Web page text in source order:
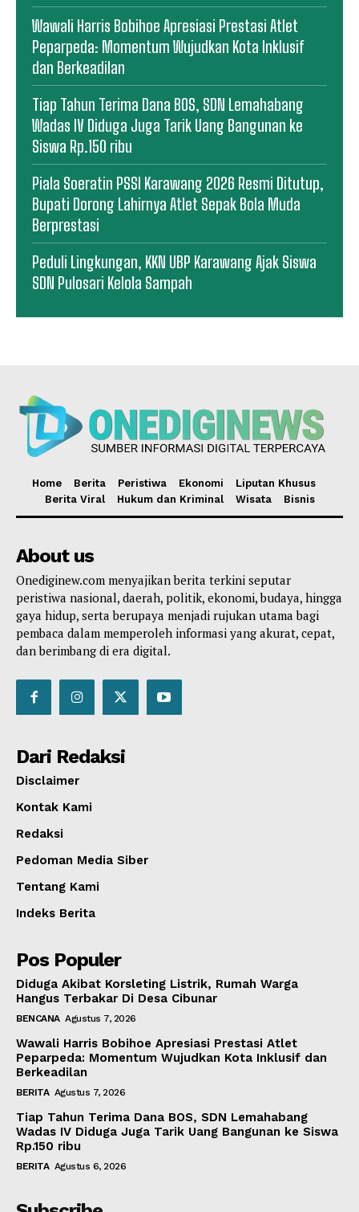
Wawali Harris Bobihoe Apresiasi Prestasi Atlet
Peparpeda: Momentum Wujudkan Kota Inklusif
dan Berkeadilan
Tiap Tahun Terima Dana BOS, SDN Lemahabang
Wadas IV Diduga Juga Tarik Uang Bangunan ke
Siswa Rp.150 ribu
Piala Soeratin PSSI Karawang 2026 Resmi Ditutup,
Bupati Dorong Lahirnya Atlet Sepak Bola Muda
Berprestasi
Peduli Lingkungan, KKN UBP Karawang Ajak Siswa
SDN Pulosari Kelola Sampah
Home Berita Peristiwa Ekonomi
Liputan Khusus
Berita Viral
Hukum dan Kriminal Wisata Bisnis
About us
Onediginew.com menyajikan berita terkini seputar
peristiwa nasional, daerah, politik, ekonomi, budaya, hingga
gaya hidup, serta berupaya menjadi rujukan utama bagi
pembaca dalam memperoleh informasi yang akurat, cepat,
dan berimbang di era digital.
Dari Redaksi
Disclaimer
Kontak Kami
Redaksi
Pedoman Media Siber
Tentang Kami
Indeks Berita
Pos Populer
Diduga Akibat Korsleting Listrik, Rumah Warga
Hangus Terbakar Di Desa Cibunar
BENCANA Agustus 7, 2026
Wawali Harris Bobihoe Apresiasi Prestasi Atlet
Peparpeda: Momentum Wujudkan Kota Inklusif dan
Berkeadilan
BERITA Agustus 7, 2026
Tiap Tahun Terima Dana BOS, SDN Lemahabang
Wadas IV Diduga Juga Tarik Uang Bangunan ke Siswa
Rp.150 ribu
BERITA Agustus 6, 2026